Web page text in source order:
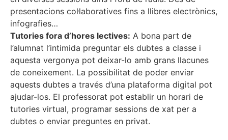
presentacions col·laboratives fins a llibres electrònics,
infografies…
Tutories fora d’hores lectives: A bona part de
l’alumnat l’intimida preguntar els dubtes a classe i
aquesta vergonya pot deixar-lo amb grans llacunes
de coneixement. La possibilitat de poder enviar
aquests dubtes a través d’una plataforma digital pot
ajudar-los. El professorat pot establir un horari de
tutories virtual, programar sessions de xat per a
dubtes o enviar preguntes en privat.